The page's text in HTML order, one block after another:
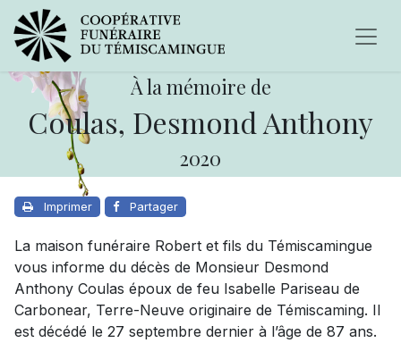
À la mémoire de
Coulas, Desmond Anthony
2020
Imprimer Partager
La maison funéraire Robert et fils du Témiscamingue
vous informe du décès de Monsieur Desmond
Anthony Coulas époux de feu Isabelle Pariseau de
Carbonear, Terre-Neuve originaire de Témiscaming. Il
est décédé le 27 septembre dernier à l’âge de 87 ans.